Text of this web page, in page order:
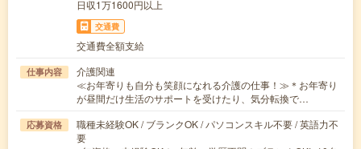
日収1万1600円以上
交通費
交通費全額支給
仕事内容
介護関連
≪お年寄りも自分も笑顔になれる介護の仕事！≫＊お年寄り
が昼間だけ生活のサポートを受けたり、気分転換で…
応募資格
職種未経験OK / ブランクOK / パソコンスキル不要 / 英語力不
要